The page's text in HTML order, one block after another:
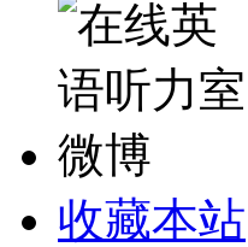
收藏本站